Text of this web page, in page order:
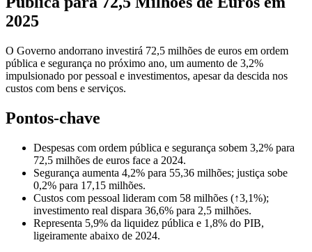
2025
O Governo andorrano investirá 72,5 milhões de euros em ordem
pública e segurança no próximo ano, um aumento de 3,2%
impulsionado por pessoal e investimentos, apesar da descida nos
custos com bens e serviços.
Pontos-chave
Despesas com ordem pública e segurança sobem 3,2% para
72,5 milhões de euros face a 2024.
Segurança aumenta 4,2% para 55,36 milhões; justiça sobe
0,2% para 17,15 milhões.
Custos com pessoal lideram com 58 milhões (↑3,1%);
investimento real dispara 36,6% para 2,5 milhões.
Representa 5,9% da liquidez pública e 1,8% do PIB,
ligeiramente abaixo de 2024.